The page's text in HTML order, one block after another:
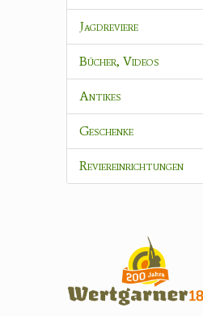
Jagdreviere
Bücher, Videos
Antikes
Geschenke
Reviereinrichtungen